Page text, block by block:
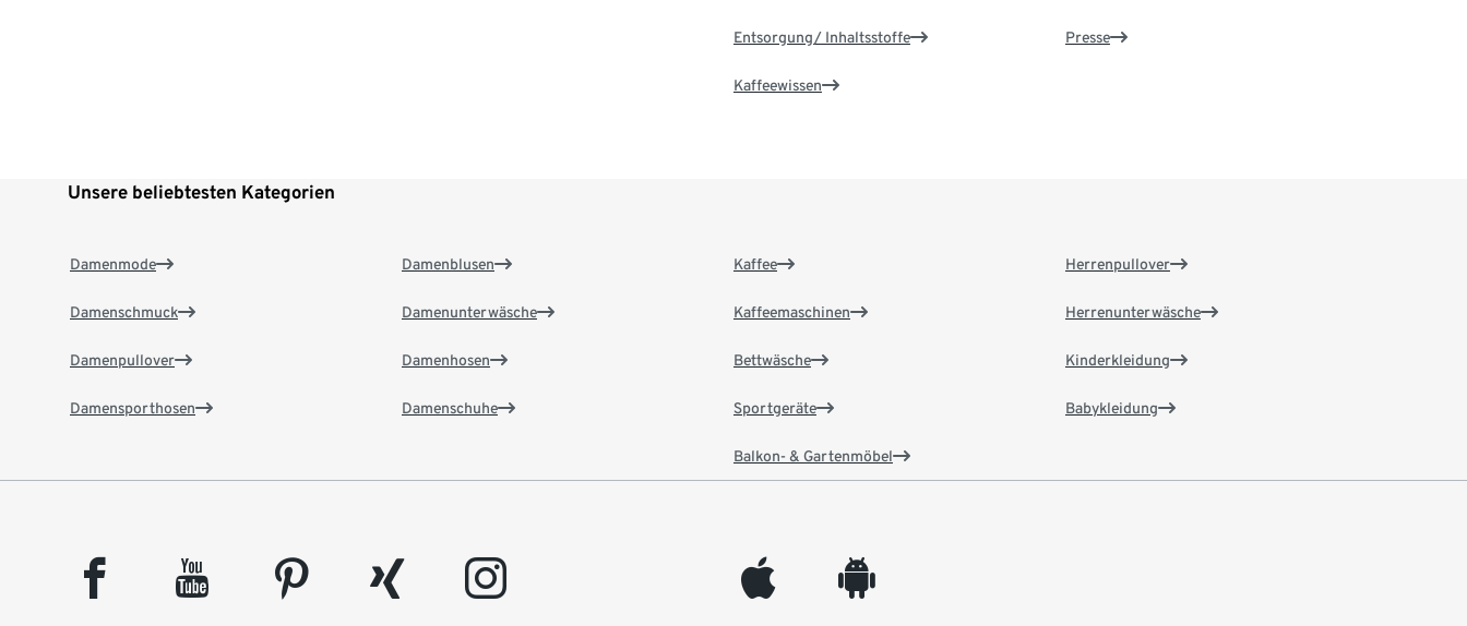
Entsorgung/ Inhaltsstoffe
Kaffeewissen
Presse
Unsere beliebtesten Kategorien
Damenmode
Damenschmuck
Damenpullover
Damensporthosen
Damenblusen
Damenunterwäsche
Damenhosen
Damenschuhe
Kaffee
Kaffeemaschinen
Bettwäsche
Sportgeräte
Balkon- & Gartenmöbel
Herrenpullover
Herrenunterwäsche
Kinderkleidung
Babykleidung
facebook youtube pinterest xing instagram appleinc android